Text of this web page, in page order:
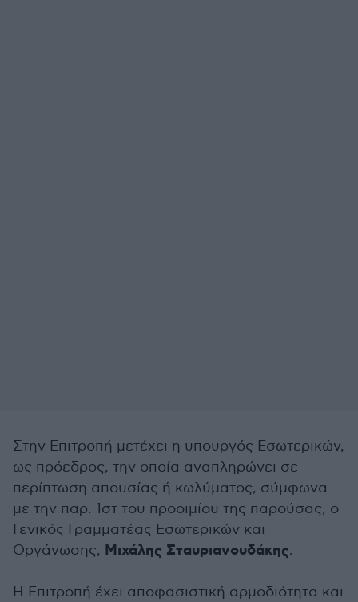
Στην Επιτροπή μετέχει η υπουργός Εσωτερικών,
ως πρόεδρος, την οποία αναπληρώνει σε
περίπτωση απουσίας ή κωλύματος, σύμφωνα
με την παρ. 1στ του προοιμίου της παρούσας, ο
Γενικός Γραμματέας Εσωτερικών και
Οργάνωσης, Μιχάλης Σταυριανουδάκης.
Η Επιτροπή έχει αποφασιστική αρμοδιότητα και